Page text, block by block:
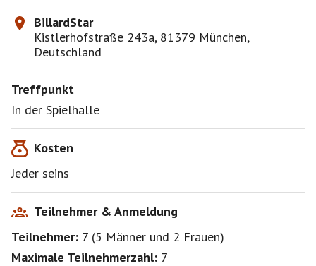
BillardStar
Kistlerhofstraße 243a, 81379 München,
Deutschland
Treffpunkt
In der Spielhalle
Kosten
Jeder seins
Teilnehmer & Anmeldung
Teilnehmer: 7 (5 Männer und 2 Frauen)
Maximale Teilnehmerzahl: 7